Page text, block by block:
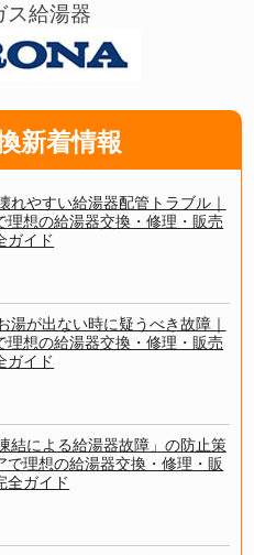
ス給湯器
新着情報
れやすい給湯器配管トラブル｜
理想の給湯器交換・修理・販売
ガイド
湯が出ない時に疑うべき故障｜
理想の給湯器交換・修理・販売
ガイド
結による給湯器故障」の防止策
で理想の給湯器交換・修理・販
全ガイド